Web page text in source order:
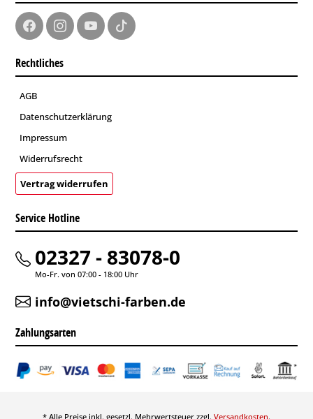
Rechtliches
AGB
Datenschutzerklärung
Impressum
Widerrufsrecht
Vertrag widerrufen
Service Hotline
02327 - 83078-0
Mo-Fr. von 07:00 - 18:00 Uhr
info@vietschi-farben.de
Zahlungsarten
* Alle Preise inkl. gesetzl. Mehrwertsteuer zzgl. Versandkosten.